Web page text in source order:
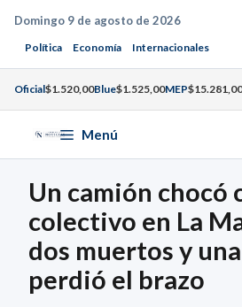
Saltar
contenido
Domingo 9 de agosto de 2026
Política Economía Internacionales
Oficial$1.520,00Blue$1.525,00MEP$15.281,00
Menú
Un camión chocó
colectivo en La
dos muertos y
perdió el brazo